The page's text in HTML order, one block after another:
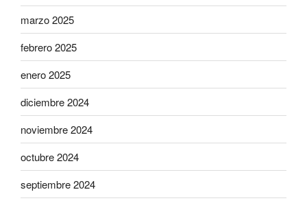
marzo 2025
febrero 2025
enero 2025
diciembre 2024
noviembre 2024
octubre 2024
septiembre 2024